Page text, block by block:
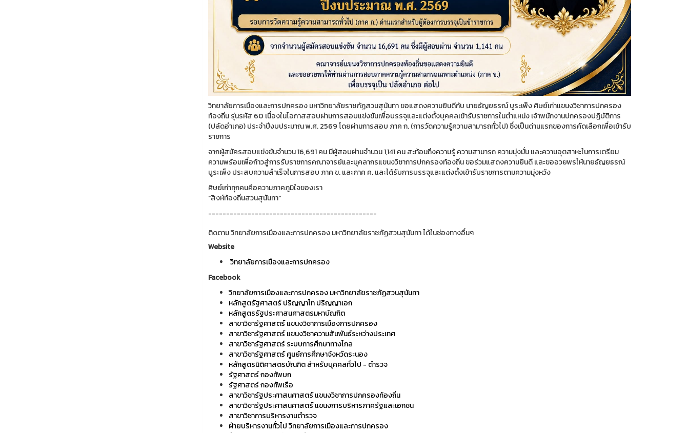
วิทยาลัยการเมืองและการปกครอง มหาวิทยาลัยราชภัฏสวนสุนันทา ขอแสดงความยินดีกับ นายธัญยธรณ์ บูระเพ็ง ศิษย์เก่าแขนงวิชาการปกครอง
ท้องถิ่น รุ่นรหัส 60 เนื่องในโอกาสสอบผ่านการสอบแข่งขันเพื่อบรรจุและแต่งตั้งบุคคลเข้ารับราชการในตำแหน่ง เจ้าพนักงานปกครองปฏิบัติการ
(ปลัดอำเภอ) ประจำปีงบประมาณ พ.ศ. 2569 โดยผ่านการสอบ ภาค ก. (การวัดความรู้ความสามารถทั่วไป) ซึ่งเป็นด่านแรกของการคัดเลือกเพื่อเข้ารับ
ราชการ
จากผู้สมัครสอบแข่งขันจำนวน 16,691 คน มีผู้สอบผ่านจำนวน 1,141 คน สะท้อนถึงความรู้ ความสามารถ ความมุ่งมั่น และความอุตสาหะในการเตรียม
ความพร้อมเพื่อก้าวสู่การรับราชการคณาจารย์และบุคลากรแขนงวิชาการปกครองท้องถิ่น ขอร่วมแสดงความยินดี และขออวยพรให้นายธัญยธรณ์
บูระเพ็ง ประสบความสำเร็จในการสอบ ภาค ข. และภาค ค. และได้รับการบรรจุและแต่งตั้งเข้ารับราชการตามความมุ่งหวัง
ศิษย์เก่าทุกคนคือความภาคภูมิใจของเรา
"สิงห์ท้องถิ่นสวนสุนันทา"
-----------------------------------------------
ติดตาม วิทยาลัยการเมืองและการปกครอง มหาวิทยาลัยราชภัฏสวนสุนันทา ได้ในช่องทางอื่นๆ
Website
วิทยาลัยการเมืองและการปกครอง
Facebook
วิทยาลัยการเมืองและการปกครอง มหาวิทยาลัยราชภัฏสวนสุนันทา
หลักสูตรัฐศาสตร์ ปริญญาโท ปริญญาเอก
หลักสูตรรัฐประศาสนศาสตรมหาบัณฑิต
สาขาวิชารัฐศาสตร์ แขนงวิชาการเมืองการปกครอง
สาขาวิชารัฐศาสตร์ แขนงวิชาความสัมพันธ์ระหว่างประเทศ
สาขาวิชารัฐศาสตร์ ระบบการศึกษาทางไกล
สาขาวิชารัฐศาสตร์ ศูนย์การศึกษาจังหวัดระนอง
หลักสูตรนิติศาสตรบัณฑิต สำหรับบุคคลทั่วไป - ตำรวจ
รัฐศาสตร์ กองทัพบก
รัฐศาสตร์ กองทัพเรือ
สาขาวิชารัฐประศาสนศาสตร์ แขนงวิชาการปกครองท้องถิ่น
สาขาวิชารัฐประศาสนศาสตร์ แขนงการบริหารภาครัฐและเอกชน
สาขาวิชาการบริหารงานตำรวจ
ฝ่ายบริหารงานทั่วไป วิทยาลัยการเมืองและการปกครอง